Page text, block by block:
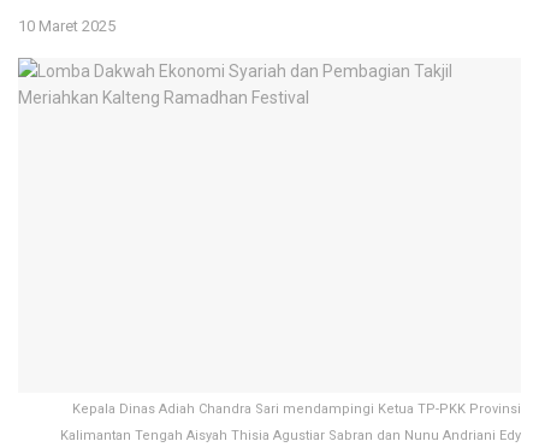
10 Maret 2025
Kepala Dinas Adiah Chandra Sari mendampingi Ketua TP-PKK Provinsi
Kalimantan Tengah Aisyah Thisia Agustiar Sabran dan Nunu Andriani Edy